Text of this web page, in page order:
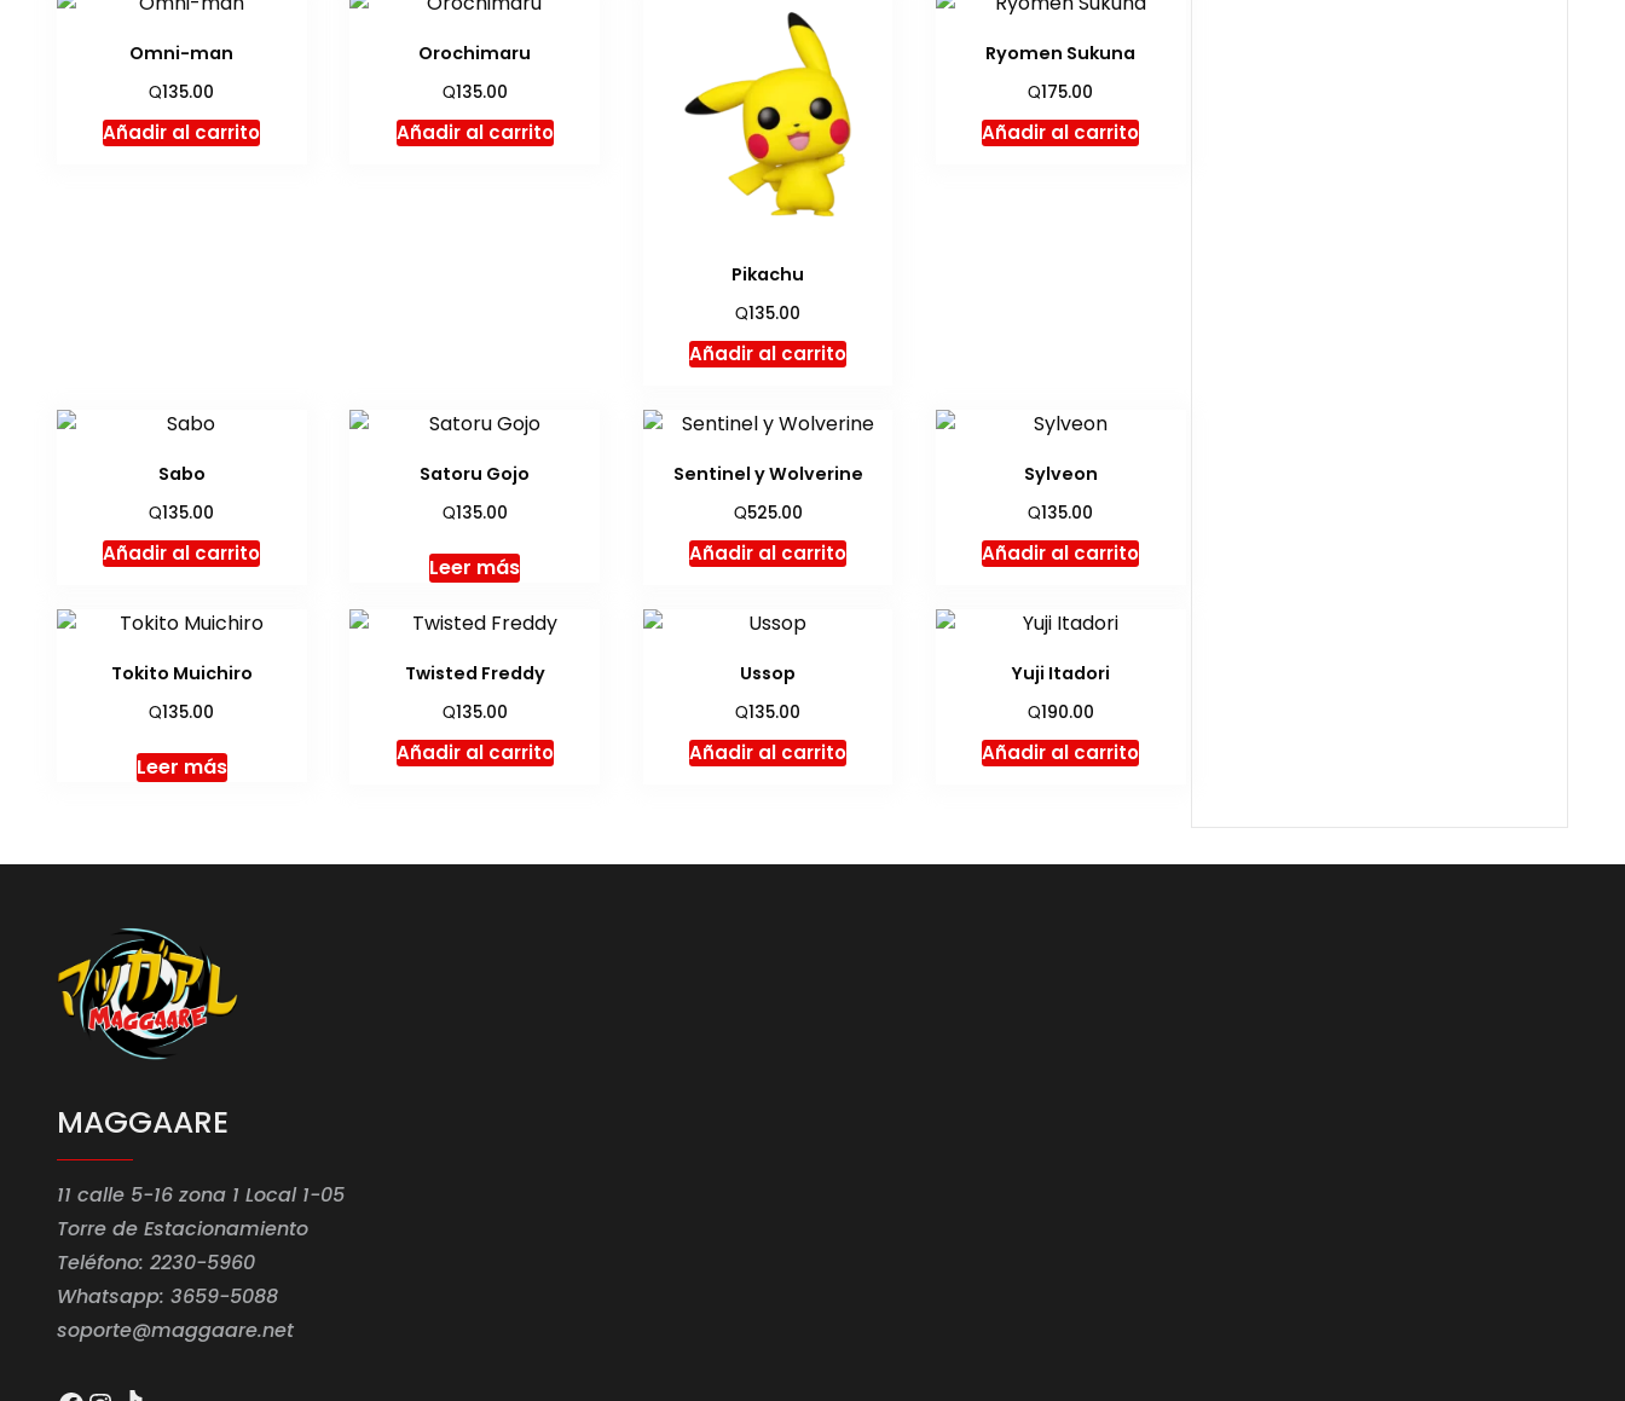
Omni-man
Q135.00
Añadir al carrito
Orochimaru
Q135.00
Añadir al carrito
Pikachu
Q135.00
Añadir al carrito
Ryomen Sukuna
Q175.00
Añadir al carrito
Sabo
Q135.00
Añadir al carrito
Satoru Gojo
Q135.00
Leer más
Sentinel y Wolverine
Q525.00
Añadir al carrito
Sylveon
Q135.00
Añadir al carrito
Tokito Muichiro
Q135.00
Leer más
Twisted Freddy
Q135.00
Añadir al carrito
Ussop
Q135.00
Añadir al carrito
Yuji Itadori
Q190.00
Añadir al carrito
MAGGAARE
11 calle 5-16 zona 1 Local 1-05
Torre de Estacionamiento
Teléfono: 2230-5960
Whatsapp: 3659-5088
soporte@maggaare.net